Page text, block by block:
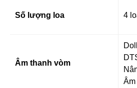
Số lượng loa 4
Âm thanh vòm
Âm